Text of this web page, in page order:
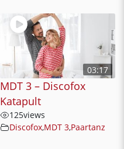
03:17
MDT 3 – Discofox
Katapult
125views
Discofox,MDT 3,Paartanz